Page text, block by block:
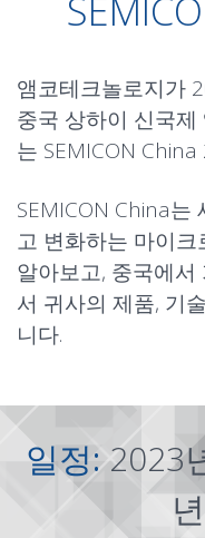
앰코테크놀로지가
중국 상하이 신국
는 SEMICON
SEMICON China는
고 변화하는 마이
알아보고, 중국에
서 귀사의 제품, 기
니다.
일정:2023